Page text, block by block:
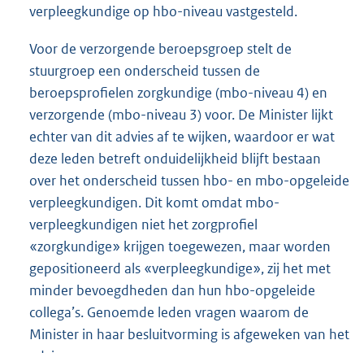
verpleegkundige op hbo-niveau vastgesteld.
Voor de verzorgende beroepsgroep stelt de
stuurgroep een onderscheid tussen de
beroepsprofielen zorgkundige (mbo-niveau 4) en
verzorgende (mbo-niveau 3) voor. De Minister lijkt
echter van dit advies af te wijken, waardoor er wat
deze leden betreft onduidelijkheid blijft bestaan
over het onderscheid tussen hbo- en mbo-opgeleide
verpleegkundigen. Dit komt omdat mbo-
verpleegkundigen niet het zorgprofiel
«zorgkundige» krijgen toegewezen, maar worden
gepositioneerd als «verpleegkundige», zij het met
minder bevoegdheden dan hun hbo-opgeleide
collega’s. Genoemde leden vragen waarom de
Minister in haar besluitvorming is afgeweken van het